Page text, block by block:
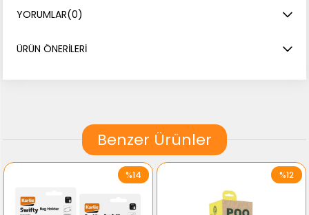
YORUMLAR(0)
ÜRÜN ÖNERILERI
Benzer Ürünler
%14 %12